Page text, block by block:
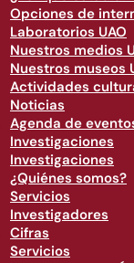
Opciones de
Laboratorios UAO
Nuestros medios
Nuestros museos
Actividades
Noticias
Agenda de
Investigaciones
Investigaciones
¿Quiénes somos?
Servicios
Investigadores
Cifras
Servicios